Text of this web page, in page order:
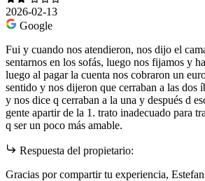
2026-02-13
Google
Fui y cuando nos atendieron, nos dijo el
sentarnos en los sofás, luego nos fijamos y
luego al pagar la cuenta nos cobraron un
sentido y nos dijeron que cerraban a las dos
y nos dice q cerraban a la una y después d
gente apartir de la 1. trato inadecuado para
q ser un poco más amable.
Respuesta del propietario:
Gracias por compartir tu experiencia,